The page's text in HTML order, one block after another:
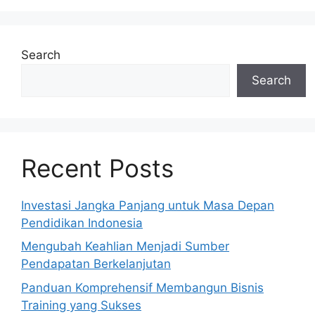
Search
Search
Recent Posts
Investasi Jangka Panjang untuk Masa Depan
Pendidikan Indonesia
Mengubah Keahlian Menjadi Sumber
Pendapatan Berkelanjutan
Panduan Komprehensif Membangun Bisnis
Training yang Sukses